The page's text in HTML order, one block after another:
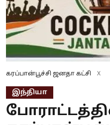
கரப்பான்பூச்சி ஜனதா கட்சி X
இந்தியா